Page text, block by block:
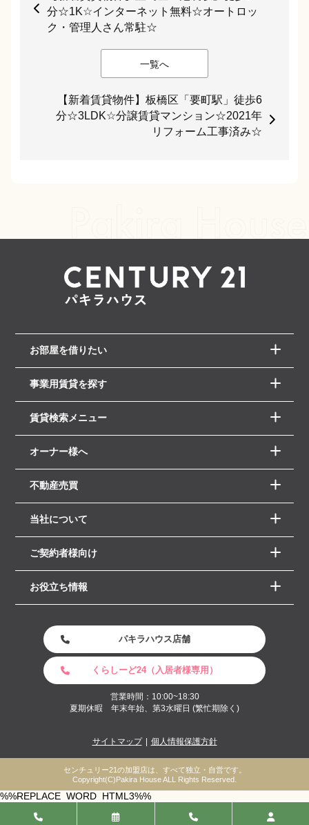
分☆1K☆インターネット無料☆オートロッ
ク・管理人さん常駐☆
一覧へ
【新着賃貸物件】板橋区「要町駅」徒歩6
分☆3LDK☆分譲賃貸マンション☆2021年
リフォーム工事済み☆
お部屋を借りたい
事業用賃貸を探す
賃貸検索メニュー
オーナー様へ
不動産売買
当社について
ご契約者様向け
お役立ち情報
パキラハウス店舗
くらしーど24（入居者様専用）
営業時間：10:00~18:30
夏期休暇 年末年始、第3水曜日 (繁忙期除く)
サイトマップ 個人情報保護方針
センチュリー21の加盟店は、すべて独立・自営です。
Copyright(C)Pakira House ALL Rights Reserved.
%%REPLACE_WORD_HTML3%%